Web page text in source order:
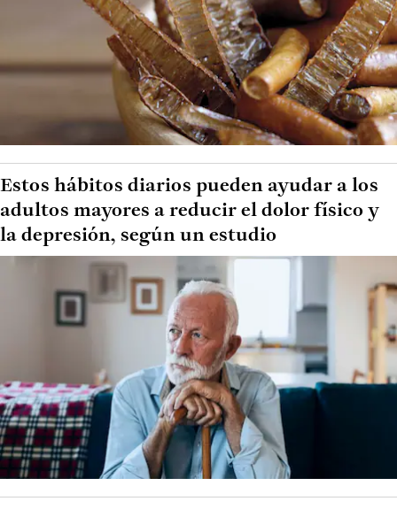
Estos hábitos diarios pueden ayudar a los
adultos mayores a reducir el dolor físico y
la depresión, según un estudio